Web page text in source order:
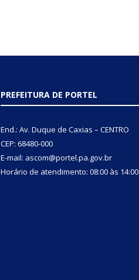
PREFEITURA DE PORTEL
End.: Av. Duque de Caxias – CENTRO
CEP: 68480-000
E-mail: ascom@portel.pa.gov.br
Horário de atendimento: 08:00 às 14:00